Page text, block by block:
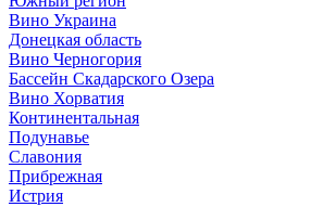
Вино Украина
Донецкая область
Вино Черногория
Бассейн Скадарского Озера
Вино Хорватия
Континентальная
Подунавье
Славония
Прибрежная
Истрия